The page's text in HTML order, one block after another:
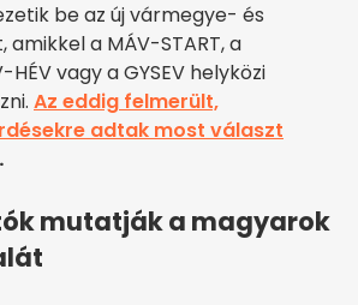
be az új vármegye- és
a MÁV-START, a
vagy a GYSEV helyközi
Az eddig felmerült,
adtak most választ
.
mutatják a magyarok